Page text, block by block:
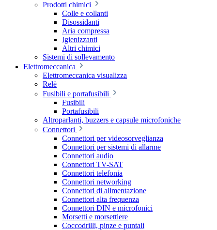
Prodotti chimici
Colle e collanti
Disossidanti
Aria compressa
Igienizzanti
Altri chimici
Sistemi di sollevamento
Elettromeccanica
Elettromeccanica visualizza
Relè
Fusibili e portafusibili
Fusibili
Portafusibili
Altroparlanti, buzzers e capsule microfoniche
Connettori
Connettori per videosorveglianza
Connettori per sistemi di allarme
Connettori audio
Connettori TV-SAT
Connettori telefonia
Connettori networking
Connettori di alimentazione
Connettori alta frequenza
Connettori DIN e microfonici
Morsetti e morsettiere
Coccodrilli, pinze e puntali